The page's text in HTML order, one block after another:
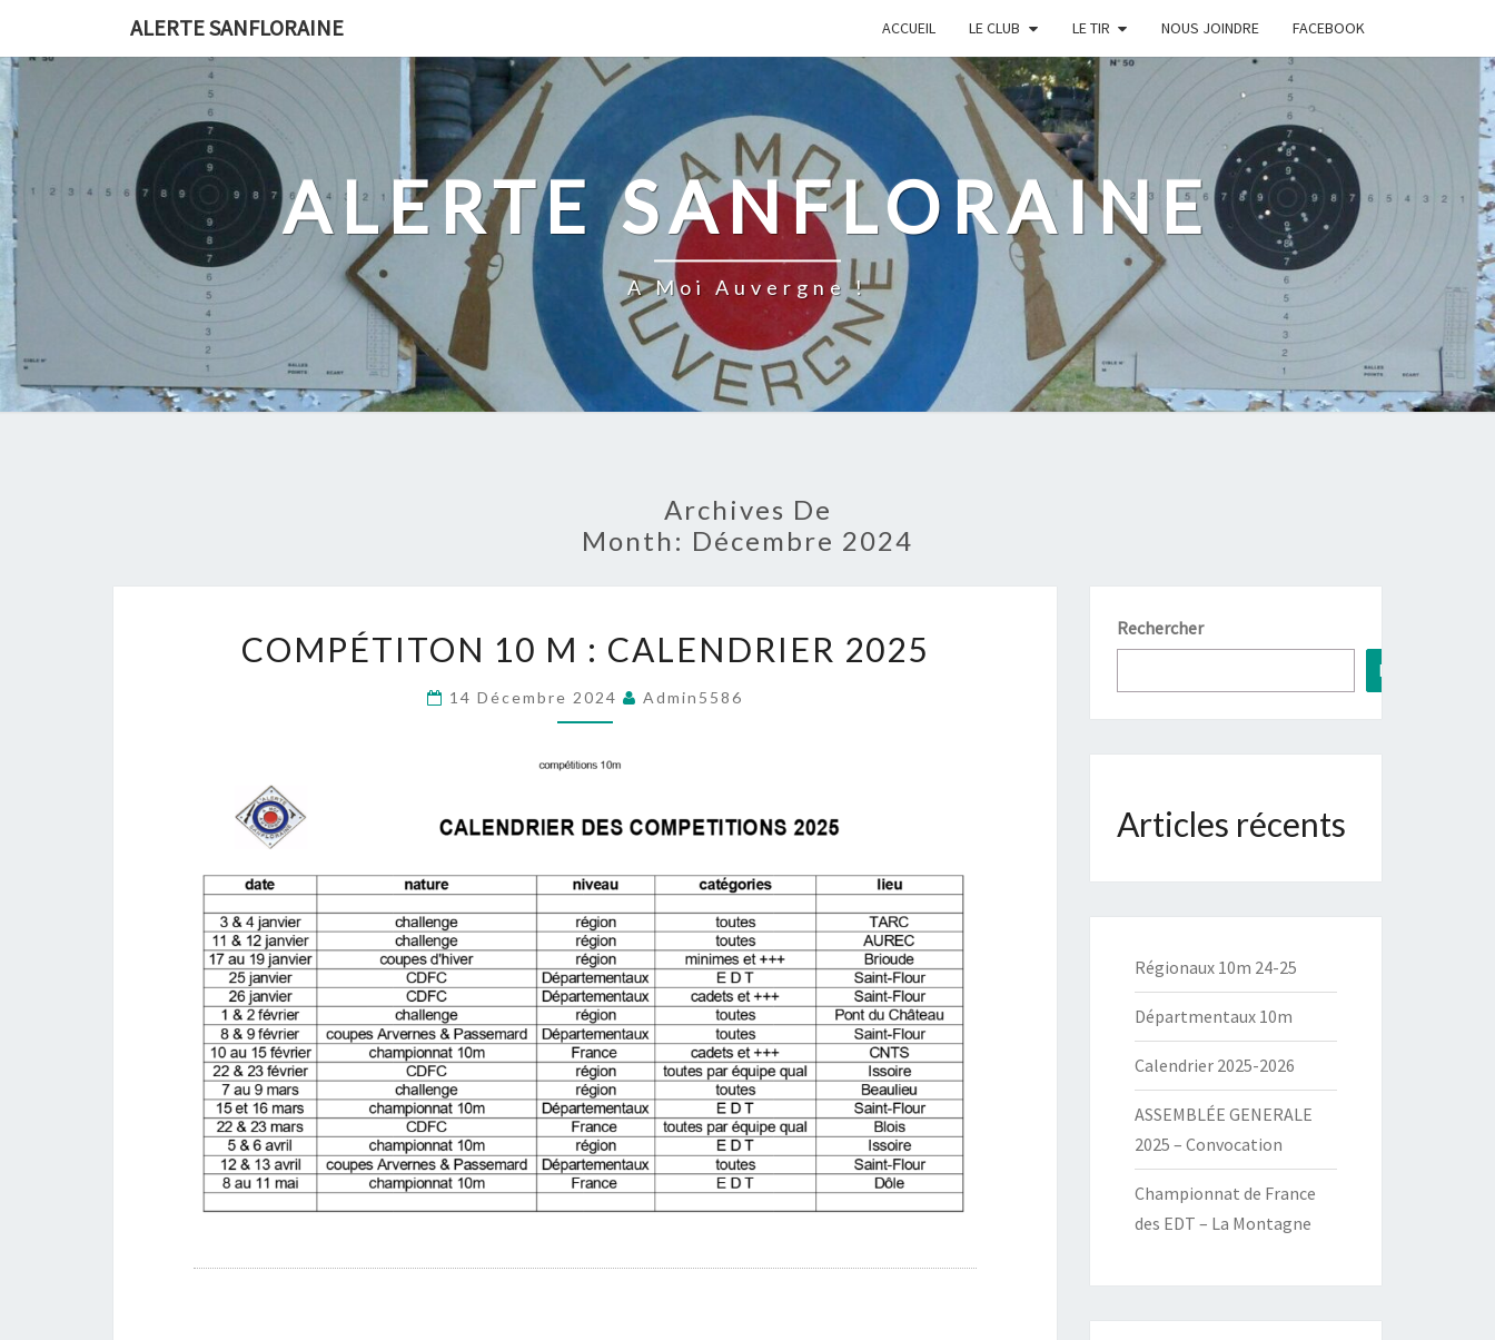
content
ALERTE SANFLORAINE ACCUEIL LE CLUB LE TIR NOUS JOINDRE FACEBOOK
ALERTE SANFLORAINE
A Moi Auvergne !
Archives De
Month: Décembre 2024
10
M
:
CALENDRIER
COMPÉTITON 10 M : CALENDRIER 2025
14 Décembre 2024 Admin5586
Rechercher
Recherche
Articles récents
Régionaux 10m 24-25
Départmentaux 10m
Calendrier 2025-2026
ASSEMBLÉE GENERALE
2025 – Convocation
Championnat de France
des EDT – La Montagne